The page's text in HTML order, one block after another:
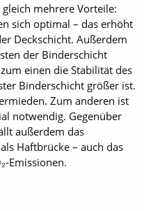
mehrere Vorteile:
sich optimal – das erhöht
Deckschicht. Außerdem
der Binderschicht
einen die Stabilität des
Binderschicht größer ist.
Zum anderen ist
notwendig. Gegenüber
außerdem das
Haftbrücke – auch das
Emissionen.